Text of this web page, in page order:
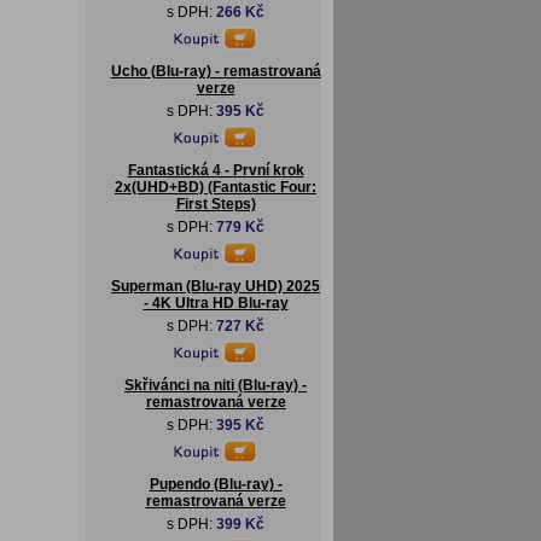
s DPH: 266 Kč
Ucho (Blu-ray) - remastrovaná
verze
s DPH: 395 Kč
Fantastická 4 - První krok
2x(UHD+BD) (Fantastic Four:
First Steps)
s DPH: 779 Kč
Superman (Blu-ray UHD) 2025
- 4K Ultra HD Blu-ray
s DPH: 727 Kč
Skřivánci na niti (Blu-ray) -
remastrovaná verze
s DPH: 395 Kč
Pupendo (Blu-ray) -
remastrovaná verze
s DPH: 399 Kč